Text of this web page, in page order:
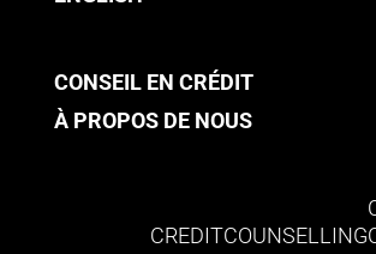
CONSEIL EN CRÉDIT
À PROPOS DE NOUS